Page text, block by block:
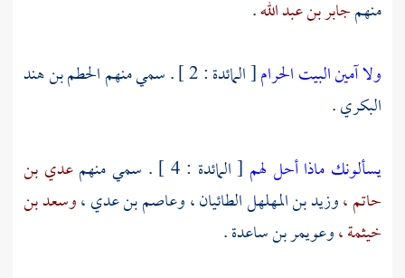
منهمجابر بن عبد الله.
ولا آمين البيت الحرام[ المائدة : 2 ] . سمي منهم
الحطم بن هند
البكري.
يسألونك ماذا أحل لهم [ المائدة : 4 ] . سمي منهم
عدي بن
حاتم ،وزيد بن المهلهل الطائيان ،وعاصم بن عدي ،وسعد بن
خيثمة ،وعويمر بن ساعدة.